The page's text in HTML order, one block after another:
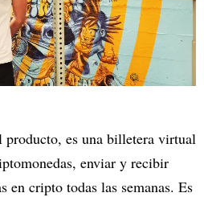
es una billetera virtual
enviar y recibir
en cripto todas las semanas. Es